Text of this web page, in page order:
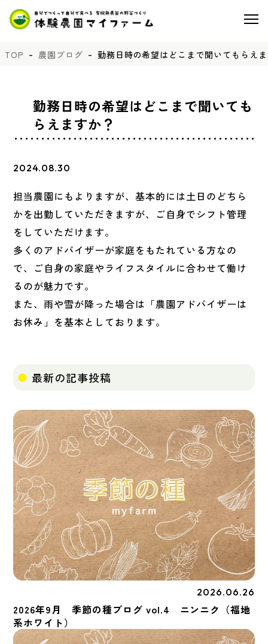
TOP 農園ブログ 勤務日時の希望はどこまで聞いてもらえ
勤務日時の希望はどこまで聞いても
らえますか？
2024.08.30
担当農園にもよりますが、基本的には土日のどちら
かを出勤していただきますが、ご自身でシフト管理
をしていただけます。
多くのアドバイザーが家庭をもたれている方なの
で、ご自身の家庭やライフスタイルに合わせて働け
るのが魅力です。
また、雨や雪が降った場合は「農園アドバイザーは
お休み」を基本としております。
最新の記事投稿
2026.06.26
2026年9月 季節の種ブログ vol.4 ニンニク（福地
系ホワイト）